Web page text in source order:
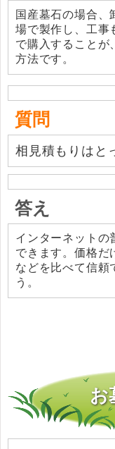
国産墓石の場合、
場で製作し、工事
で購入することが
方法です。
質問
相見積もりはと
答え
インターネットの
できます。価格だ
などを比べて信頼
う。
お